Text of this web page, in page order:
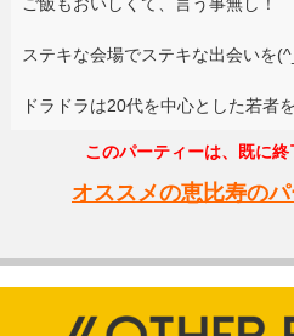
ステキな会場でステキな出会いを
ドラドラは20代を中心とした若者
このパーティーは、既に終
オススメの恵比寿の